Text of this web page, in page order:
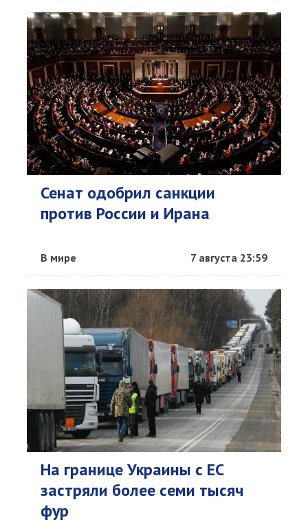
Сенат одобрил санкции
против России и Ирана
В мире 7 августа 23:59
На границе Украины с ЕС
застряли более семи тысяч
фур